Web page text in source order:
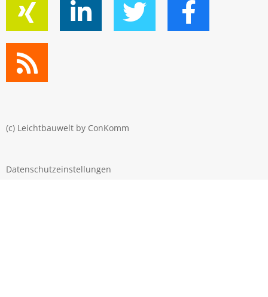
(c) Leichtbauwelt by ConKomm
Datenschutzeinstellungen